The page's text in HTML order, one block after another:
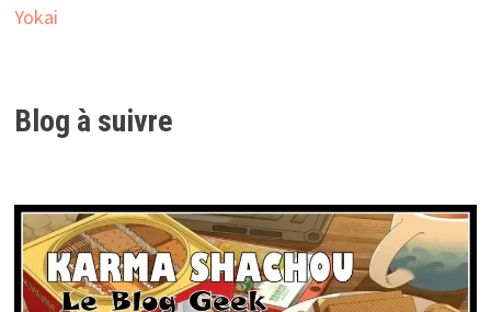
Yokai
Blog à suivre